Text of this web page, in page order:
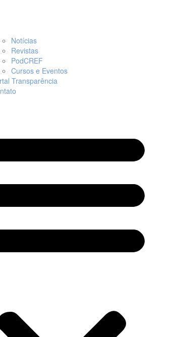
Notícias
Revistas
PodCREF
Cursos e Eventos
Transparência